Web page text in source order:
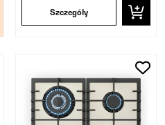
Szczegóły